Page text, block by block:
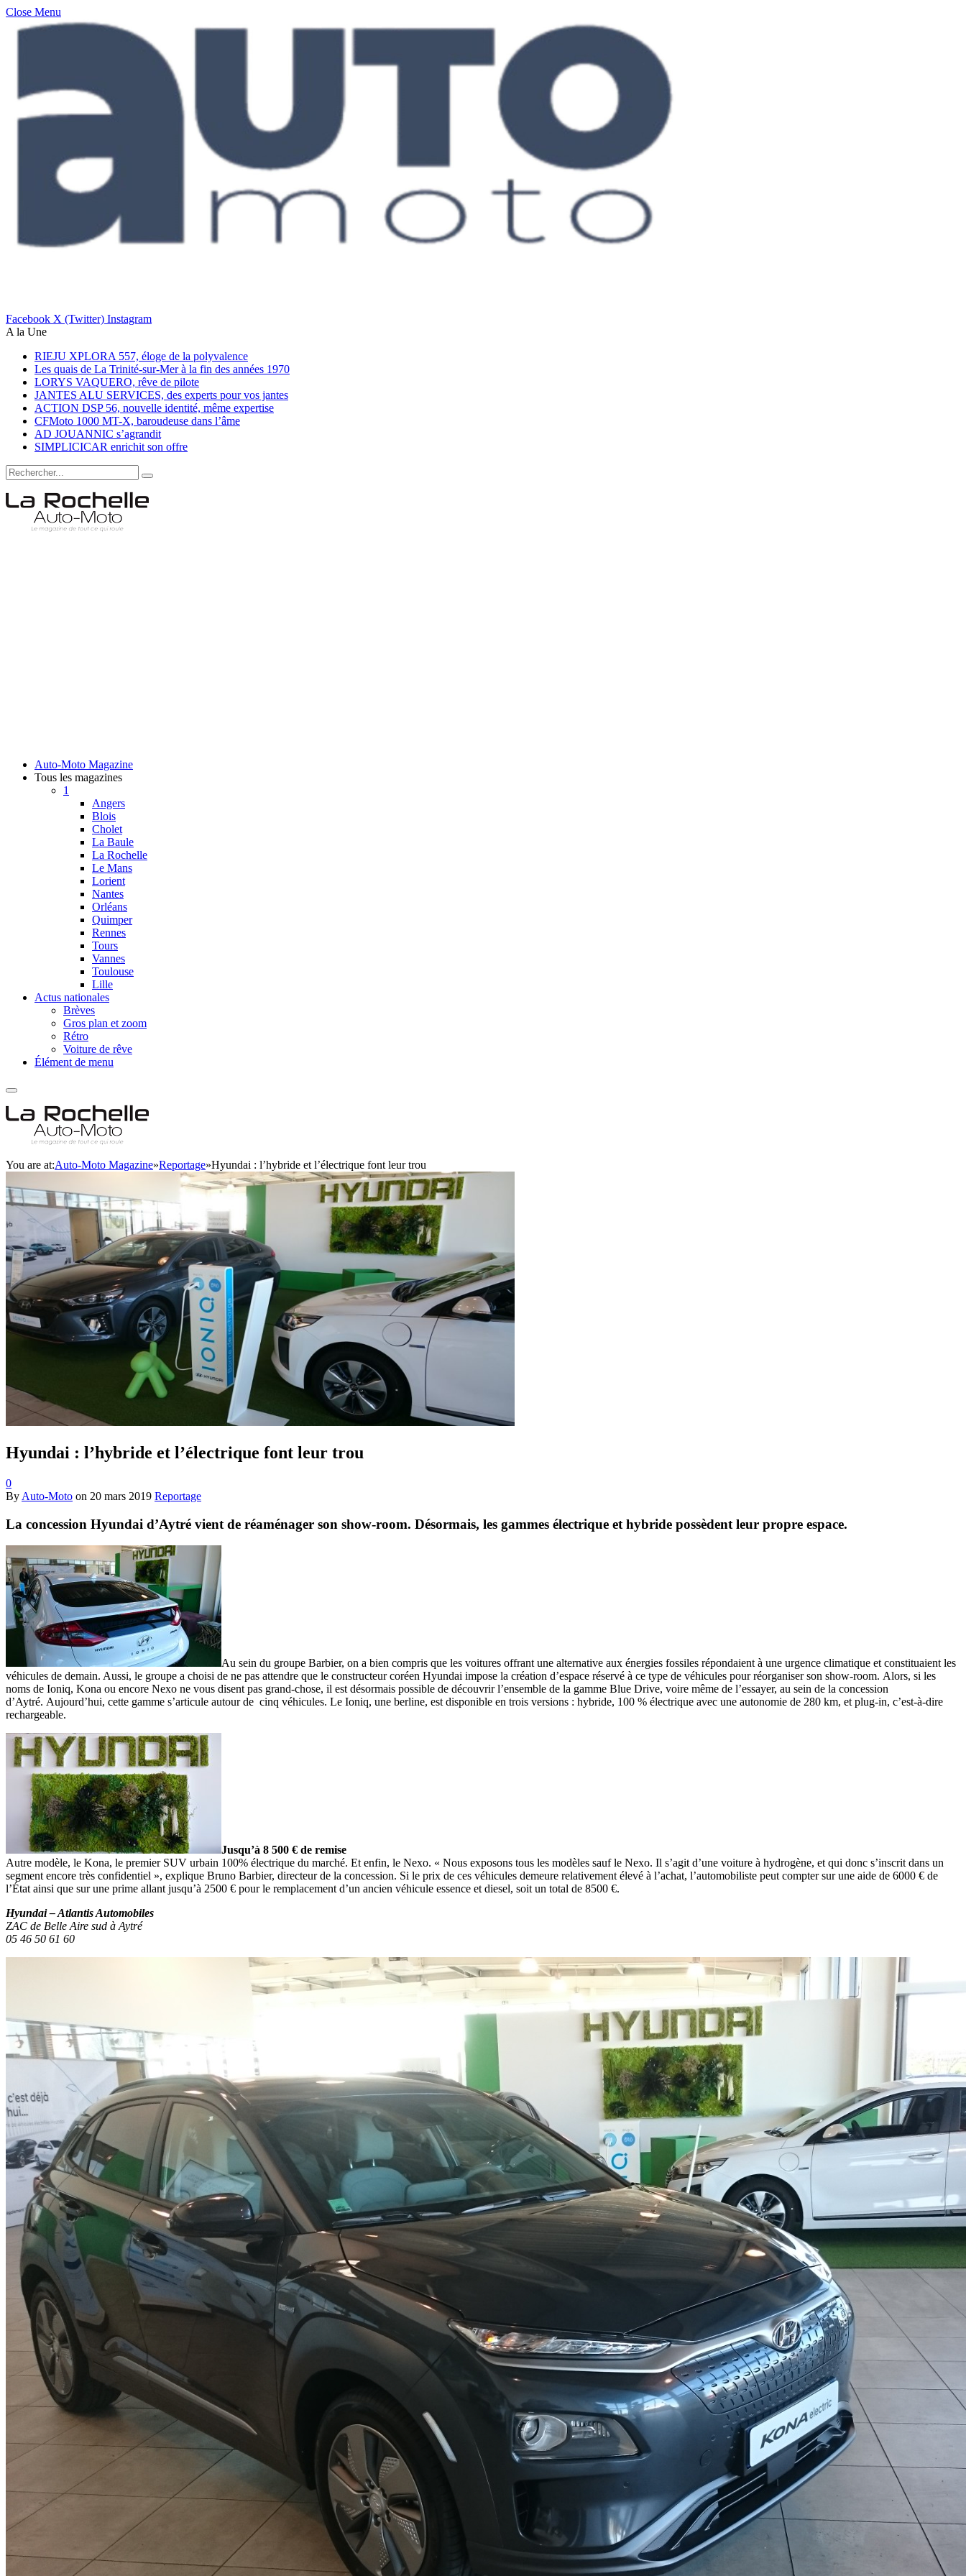
Close Menu
Facebook X (Twitter) Instagram
A la Une
RIEJU XPLORA 557, éloge de la polyvalence
Les quais de La Trinité-sur-Mer à la fin des années 1970
LORYS VAQUERO, rêve de pilote
JANTES ALU SERVICES, des experts pour vos jantes
ACTION DSP 56, nouvelle identité, même expertise
CFMoto 1000 MT-X, baroudeuse dans l’âme
AD JOUANNIC s’agrandit
SIMPLICICAR enrichit son offre
Auto-Moto Magazine
Tous les magazines
1
Angers
Blois
Cholet
La Baule
La Rochelle
Le Mans
Lorient
Nantes
Orléans
Quimper
Rennes
Tours
Vannes
Toulouse
Lille
Actus nationales
Brèves
Gros plan et zoom
Rétro
Voiture de rêve
Élément de menu
You are at:Auto-Moto Magazine»Reportage»Hyundai : l’hybride et l’électrique font leur trou
Hyundai : l’hybride et l’électrique font leur trou
0
By Auto-Moto on 20 mars 2019 Reportage
La concession Hyundai d’Aytré vient de réaménager son show-room. Désormais, les gammes électrique et hybride possèdent leur propre espace.
Au sein du groupe Barbier, on a bien compris que les voitures offrant une alternative aux énergies fossiles répondaient à une urgence climatique et constituaient les
véhicules de demain. Aussi, le groupe a choisi de ne pas attendre que le constructeur coréen Hyundai impose la création d’espace réservé à ce type de véhicules pour réorganiser son show-room. Alors, si les
noms de Ioniq, Kona ou encore Nexo ne vous disent pas grand-chose, il est désormais possible de découvrir l’ensemble de la gamme Blue Drive, voire même de l’essayer, au sein de la concession
d’Aytré. Aujourd’hui, cette gamme s’articule autour de cinq véhicules. Le Ioniq, une berline, est disponible en trois versions : hybride, 100 % électrique avec une autonomie de 280 km, et plug-in, c’est-à-dire
rechargeable.
Jusqu’à 8 500 € de remise
Autre modèle, le Kona, le premier SUV urbain 100% électrique du marché. Et enfin, le Nexo. « Nous exposons tous les modèles sauf le Nexo. Il s’agit d’une voiture à hydrogène, et qui donc s’inscrit dans un
segment encore très confidentiel », explique Bruno Barbier, directeur de la concession. Si le prix de ces véhicules demeure relativement élevé à l’achat, l’automobiliste peut compter sur une aide de 6000 € de
l’État ainsi que sur une prime allant jusqu’à 2500 € pour le remplacement d’un ancien véhicule essence et diesel, soit un total de 8500 €.
Hyundai – Atlantis Automobiles
ZAC de Belle Aire sud à Aytré
05 46 50 61 60